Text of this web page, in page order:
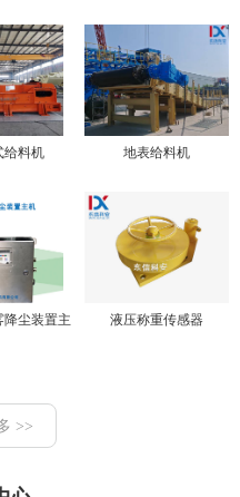
给料机 地表给料机
降尘装置主 液压称重传感器
>>